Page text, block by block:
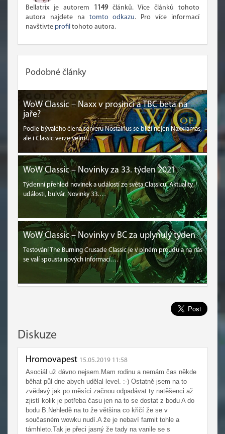
Bellatrix je autorem 1149článků. Více článků tohoto
autora najdete na tomto odkazu. Pro více informací
navštivte profil tohoto autora.
Podobné články
WoW Classic – Naxx v prosinci a TBC beta na
jaře?
Podle bývalého člena serveru Nostalrius se blíží nejen Naxxramas,
ale i Classic verze velmi…
WoW Classic – Novinky za 33. týden 2021
Týdenní přehled novinek a událostí ze světa Classicu. Aktuality,
události, bulvár. Novinky 33.…
WoW Classic – Novinky v BC za uplynulý týden
Testování The Burning Crusade Classic je v plném proudu a na nás
se valí spousta nových informací.…
Diskuze
Hromovapest 15.05.2019 11:58
Asociál už dávno nejsem.Mam rodinu a nemám čas někde
běhat půl dne abych udělal level. :-) Ostatně jsem na to
zvědavý jak po měsíci začnou odpadávat ty natěšenci až
zjistí kolik je potřeba času jen na to se dostat z bodu A do
bodu B.Nehledě na to že většina co křičí že se v
současném wowku nudí.A že je nebaví farmit tohle a
támhleto.Tak je přeci jasný že tady na vanile se s